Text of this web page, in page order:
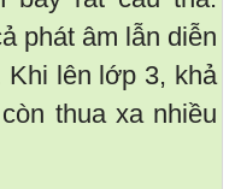
phát âm lẫn diễn
Khi lên lớp 3, khả
thua xa nhiều